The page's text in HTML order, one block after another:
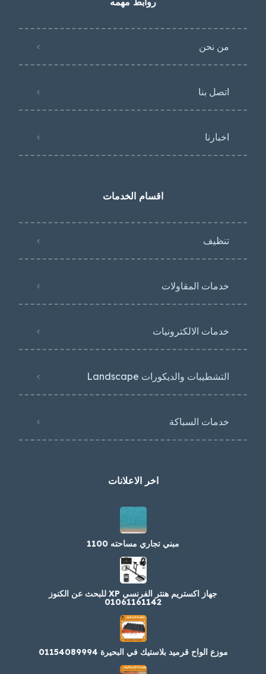
من نحن
اتصل بنا
اخبارنا
اقسام الخدمات
تنظيف
خدمات المقاولات
خدمات الالكترونيات
التشطيبات والديكورات Landscape
خدمات السباكة
اخر الاعلانات
مبني تجاري مساحته 1100
جهاز اكستريم هنتر الفرنسي XP للبحث عن الكنوز
01061161142
موزع الواح قرميد بلاستيك في البحيرة 01154089994